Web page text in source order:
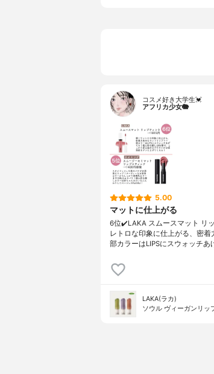
UVカット機能
コスメ好き大学生💓
アフリカ少女🐘
5.00
マットに仕上がる
6位✔️LAKA スムースマット リ
レトロな印象に仕上がる、密
部カラーはLIPSにスウォッチあ
LAKA(ラカ)
ソウル ヴィーガンリッ